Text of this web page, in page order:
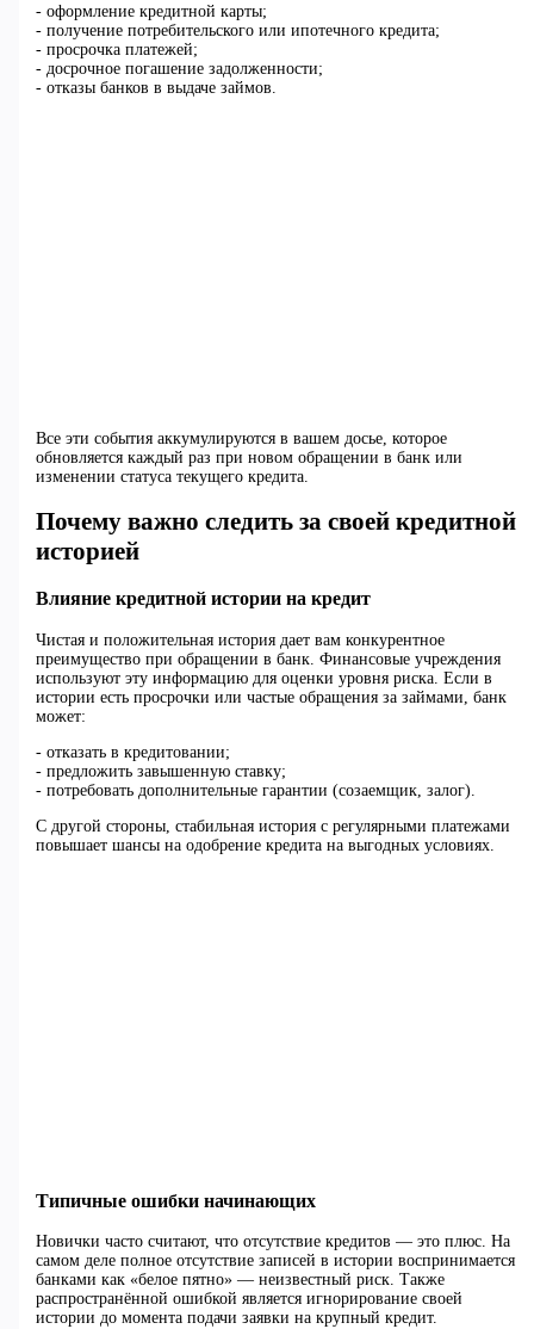
- оформление кредитной карты;
- получение потребительского или ипотечного кредита;
- просрочка платежей;
- досрочное погашение задолженности;
- отказы банков в выдаче займов.
Все эти события аккумулируются в вашем досье, которое
обновляется каждый раз при новом обращении в банк или
изменении статуса текущего кредита.
Почему важно следить за своей кредитной
историей
Влияние кредитной истории на кредит
Чистая и положительная история дает вам конкурентное
преимущество при обращении в банк. Финансовые учреждения
используют эту информацию для оценки уровня риска. Если в
истории есть просрочки или частые обращения за займами, банк
может:
- отказать в кредитовании;
- предложить завышенную ставку;
- потребовать дополнительные гарантии (созаемщик, залог).
С другой стороны, стабильная история с регулярными платежами
повышает шансы на одобрение кредита на выгодных условиях.
Типичные ошибки начинающих
Новички часто считают, что отсутствие кредитов — это плюс. На
самом деле полное отсутствие записей в истории воспринимается
банками как «белое пятно» — неизвестный риск. Также
распространённой ошибкой является игнорирование своей
истории до момента подачи заявки на крупный кредит.